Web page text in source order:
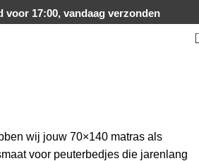
voor 17:00, vandaag verzonden
wij jouw 70×140 matras als
voor peuterbedjes die jarenlang